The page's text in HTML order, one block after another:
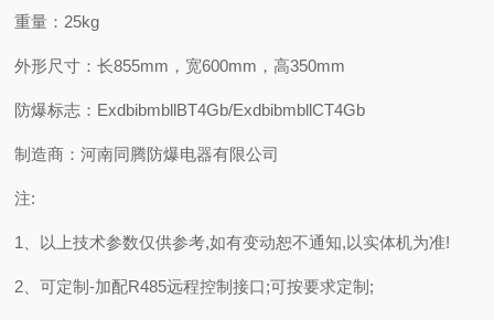
重量：25kg
外形尺寸：长855mm，宽600mm，高350mm
防爆标志：ExdbibmbllBT4Gb/ExdbibmbllCT4Gb
制造商：河南同腾防爆电器有限公司
注:
1、以上技术参数仅供参考,如有变动恕不通知,以实体机为准!
2、可定制-加配R485远程控制接口;可按要求定制;